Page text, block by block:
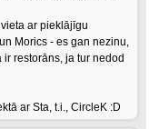
ar pieklājīgu
Morics - es gan nezinu,
restorāns, ja tur nedod
ar Sta, t.i., CircleK :D